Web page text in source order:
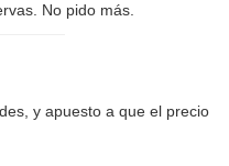
No pido más.
y apuesto a que el precio